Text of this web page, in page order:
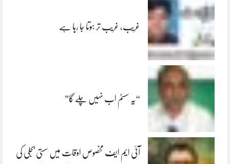
غریب، غریب تر ہوتا جا رہا ہے
“یہ سسٹم اب نہیں چلے گا”
آئی ایم ایف مخصوص اوقات میں سستی بجلی کی